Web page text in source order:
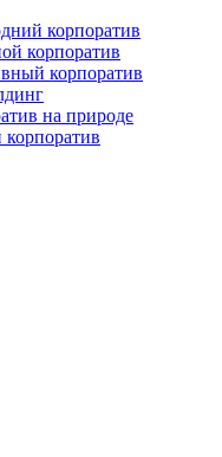
корпоратив
корпоратив
корпоратив
на природе